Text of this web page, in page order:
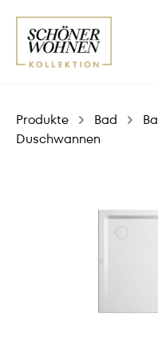
Produkte Bad
Duschwannen